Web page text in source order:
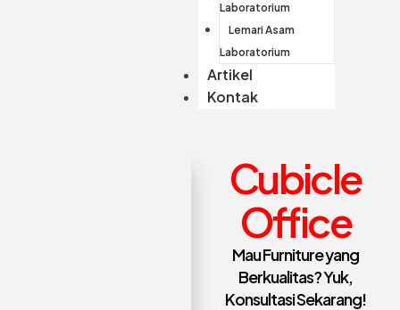
Laboratorium
Lemari Asam
Laboratorium
Artikel
Kontak
Cubicle
Office
Mau Furniture yang
Berkualitas? Yuk,
Konsultasi Sekarang!